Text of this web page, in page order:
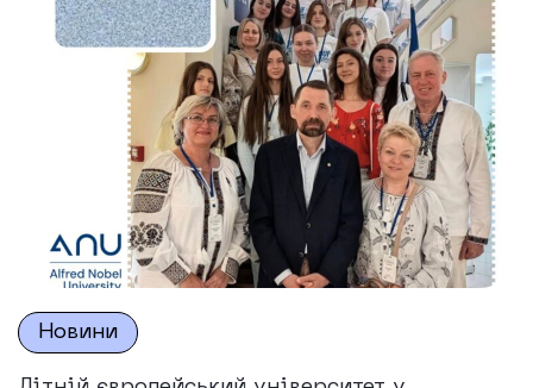
доцент Ганна Щолокова окреслила поточний стан
справ […]
Новини